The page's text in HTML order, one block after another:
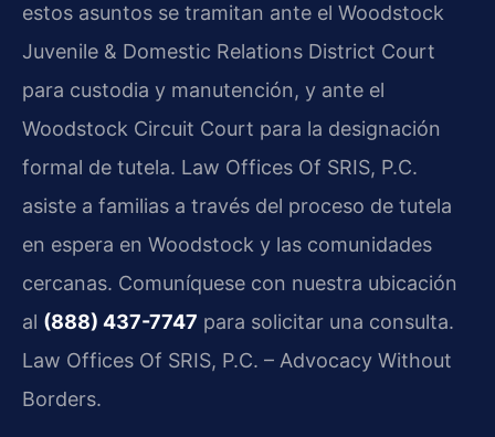
estos asuntos se tramitan ante el Woodstock
Juvenile & Domestic Relations District Court
para custodia y manutención, y ante el
Woodstock Circuit Court para la designación
formal de tutela. Law Offices Of SRIS, P.C.
asiste a familias a través del proceso de tutela
en espera en Woodstock y las comunidades
cercanas. Comuníquese con nuestra ubicación
al (888) 437-7747 para solicitar una consulta.
Law Offices Of SRIS, P.C. – Advocacy Without
Borders.